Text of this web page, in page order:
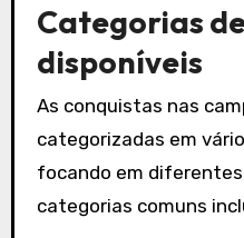
Categorias
disponíveis
As conquistas nas
categorizadas em
focando em
categorias comuns